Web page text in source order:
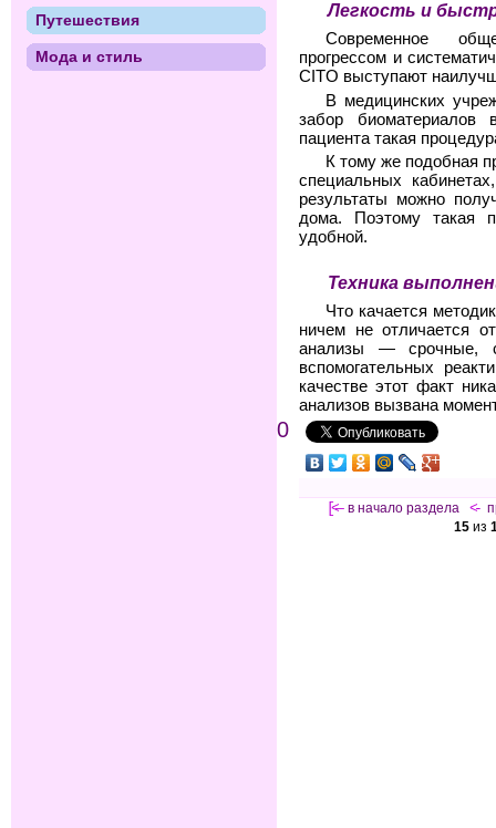
Легкость и
Современное
прогрессом и
CITO выступают
В медицинских
забор
пациента такая
К тому же подобная
специальных
результаты можно
дома. Поэтому такая
удобной.
Техника
Что качается
ничем не отличается
анализы — срочные,
вспомогательных
качестве этот факт
анализов вызвана
0
[<— в начало раздела <-
15из
Путешествия
Мода и стиль